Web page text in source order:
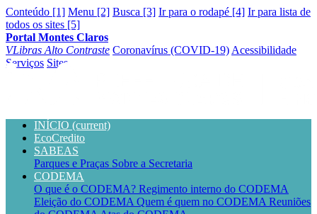
Conteúdo [1] Menu [2] Busca [3] Ir para o rodapé [4] Ir para lista de
todos os sites [5]
Portal Montes Claros
VLibras Alto Contraste Coronavírus (COVID-19) Acessibilidade
Serviços Sites
INÍCIO (current)
EcoCredito
SABEAS
Parques e Praças Sobre a Secretaria
CODEMA
O que é o CODEMA? Regimento interno do CODEMA
Eleição do CODEMA Quem é quem no CODEMA Reuniões